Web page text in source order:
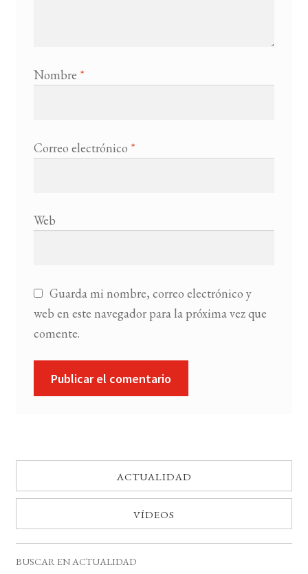
Nombre *
Correo electrónico *
Web
Guarda mi nombre, correo electrónico y
web en este navegador para la próxima vez que
comente.
ACTUALIDAD
VÍDEOS
BUSCAR EN ACTUALIDAD